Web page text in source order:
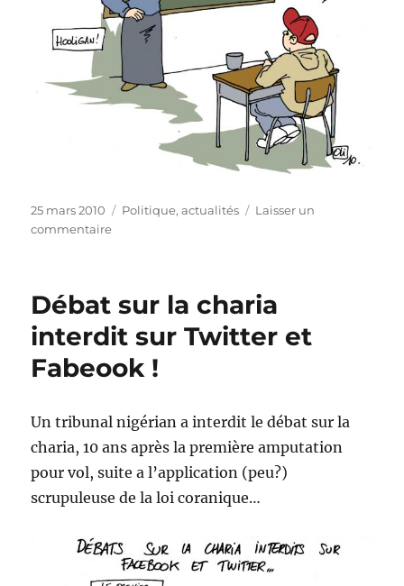
Publié
le
25 mars 2010 Catégories
Politique, actualités
Laisser un
commentairesur
Charleroi
de
retour
à
l’école.
Débat sur la charia
interdit sur Twitter et
Fabeook !
Un tribunal nigérian a interdit le débat sur la
charia, 10 ans après la première amputation
pour vol, suite a l’application (peu?)
scrupuleuse de la loi coranique…